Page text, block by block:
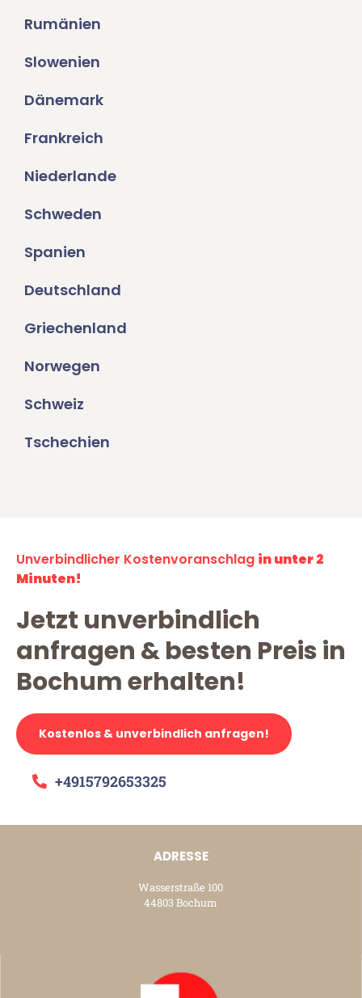
Rumänien
Slowenien
Dänemark
Frankreich
Niederlande
Schweden
Spanien
Deutschland
Griechenland
Norwegen
Schweiz
Tschechien
Unverbindlicher Kostenvoranschlag in unter 2
Minuten!
Jetzt unverbindlich
anfragen & besten Preis in
Bochum erhalten!
Kostenlos & unverbindlich anfragen!
+4915792653325
ADRESSE
Wasserstraße 100
44803 Bochum